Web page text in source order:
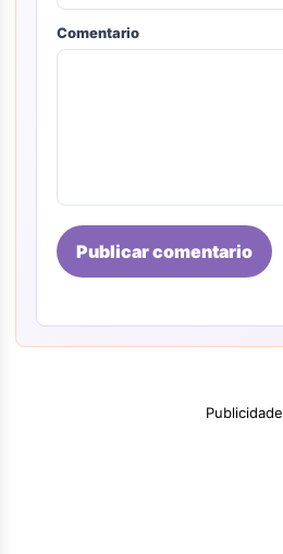
Comentario
Publicar comentario
Publicidade